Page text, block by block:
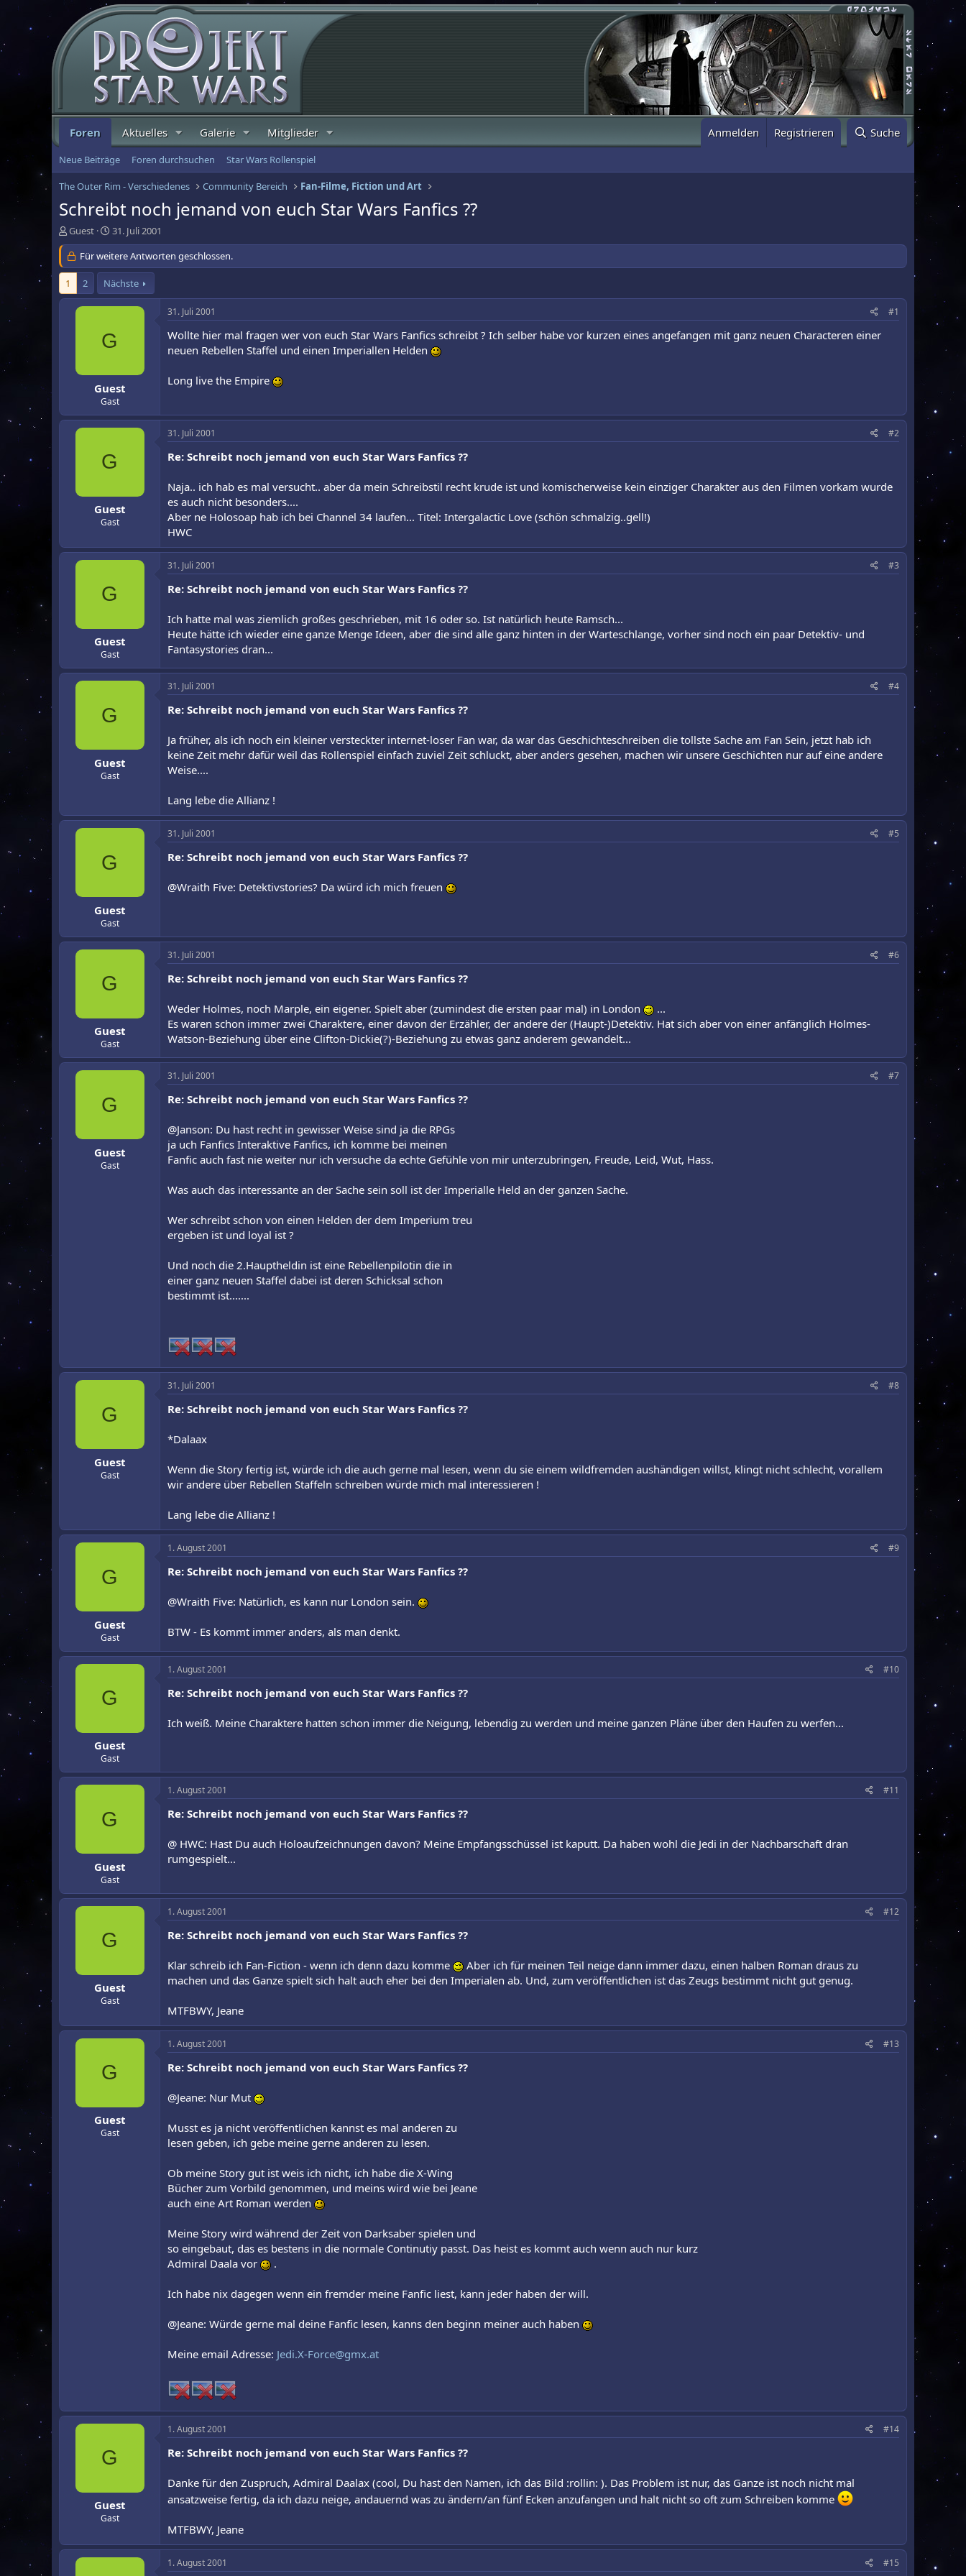
Foren Aktuelles Galerie Mitglieder Anmelden Registrieren Suche
Neue Beiträge Foren durchsuchen Star Wars Rollenspiel
The Outer Rim - Verschiedenes Community Bereich Fan-Filme, Fiction und Art
Schreibt noch jemand von euch Star Wars Fanfics ??
E
r
s
t
e
l
Guest
E
r
s
t
e
l
l
a
m
31. Juli 2001
Für weitere Antworten geschlossen.
1 2 Nächste
G
Guest
Gast
31. Juli 2001 #1
Wollte hier mal fragen wer von euch Star Wars Fanfics schreibt ? Ich selber habe vor kurzen eines angefangen mit ganz neuen Characteren einer
neuen Rebellen Staffel und einen Imperiallen Helden
Long live the Empire
G
Guest
Gast
31. Juli 2001 #2
Re: Schreibt noch jemand von euch Star Wars Fanfics ??
Naja.. ich hab es mal versucht.. aber da mein Schreibstil recht krude ist und komischerweise kein einziger Charakter aus den Filmen vorkam wurde
es auch nicht besonders....
Aber ne Holosoap hab ich bei Channel 34 laufen... Titel: Intergalactic Love (schön schmalzig..gell!)
HWC
G
Guest
Gast
31. Juli 2001 #3
Re: Schreibt noch jemand von euch Star Wars Fanfics ??
Ich hatte mal was ziemlich großes geschrieben, mit 16 oder so. Ist natürlich heute Ramsch...
Heute hätte ich wieder eine ganze Menge Ideen, aber die sind alle ganz hinten in der Warteschlange, vorher sind noch ein paar Detektiv- und
Fantasystories dran...
G
Guest
Gast
31. Juli 2001 #4
Re: Schreibt noch jemand von euch Star Wars Fanfics ??
Ja früher, als ich noch ein kleiner versteckter internet-loser Fan war, da war das Geschichteschreiben die tollste Sache am Fan Sein, jetzt hab ich
keine Zeit mehr dafür weil das Rollenspiel einfach zuviel Zeit schluckt, aber anders gesehen, machen wir unsere Geschichten nur auf eine andere
Weise....
Lang lebe die Allianz !
G
Guest
Gast
31. Juli 2001 #5
Re: Schreibt noch jemand von euch Star Wars Fanfics ??
@Wraith Five: Detektivstories? Da würd ich mich freuen
G
Guest
Gast
31. Juli 2001 #6
Re: Schreibt noch jemand von euch Star Wars Fanfics ??
Weder Holmes, noch Marple, ein eigener. Spielt aber (zumindest die ersten paar mal) in London
...
Es waren schon immer zwei Charaktere, einer davon der Erzähler, der andere der (Haupt-)Detektiv. Hat sich aber von einer anfänglich Holmes-
Watson-Beziehung über eine Clifton-Dickie(?)-Beziehung zu etwas ganz anderem gewandelt...
G
Guest
Gast
31. Juli 2001 #7
Re: Schreibt noch jemand von euch Star Wars Fanfics ??
@Janson: Du hast recht in gewisser Weise sind ja die RPGs
ja uch Fanfics Interaktive Fanfics, ich komme bei meinen
Fanfic auch fast nie weiter nur ich versuche da echte Gefühle von mir unterzubringen, Freude, Leid, Wut, Hass.
Was auch das interessante an der Sache sein soll ist der Imperialle Held an der ganzen Sache.
Wer schreibt schon von einen Helden der dem Imperium treu
ergeben ist und loyal ist ?
Und noch die 2.Hauptheldin ist eine Rebellenpilotin die in
einer ganz neuen Staffel dabei ist deren Schicksal schon
bestimmt ist.......
G
Guest
Gast
31. Juli 2001 #8
Re: Schreibt noch jemand von euch Star Wars Fanfics ??
*Dalaax
Wenn die Story fertig ist, würde ich die auch gerne mal lesen, wenn du sie einem wildfremden aushändigen willst, klingt nicht schlecht, vorallem
wir andere über Rebellen Staffeln schreiben würde mich mal interessieren !
Lang lebe die Allianz !
G
Guest
Gast
1. August 2001 #9
Re: Schreibt noch jemand von euch Star Wars Fanfics ??
@Wraith Five: Natürlich, es kann nur London sein.
BTW - Es kommt immer anders, als man denkt.
G
Guest
Gast
1. August 2001 #10
Re: Schreibt noch jemand von euch Star Wars Fanfics ??
Ich weiß. Meine Charaktere hatten schon immer die Neigung, lebendig zu werden und meine ganzen Pläne über den Haufen zu werfen...
G
Guest
Gast
1. August 2001 #11
Re: Schreibt noch jemand von euch Star Wars Fanfics ??
@ HWC: Hast Du auch Holoaufzeichnungen davon? Meine Empfangsschüssel ist kaputt. Da haben wohl die Jedi in der Nachbarschaft dran
rumgespielt...
G
Guest
Gast
1. August 2001 #12
Re: Schreibt noch jemand von euch Star Wars Fanfics ??
Klar schreib ich Fan-Fiction - wenn ich denn dazu komme
Aber ich für meinen Teil neige dann immer dazu, einen halben Roman draus zu
machen und das Ganze spielt sich halt auch eher bei den Imperialen ab. Und, zum veröffentlichen ist das Zeugs bestimmt nicht gut genug.
MTFBWY, Jeane
G
Guest
Gast
1. August 2001 #13
Re: Schreibt noch jemand von euch Star Wars Fanfics ??
@Jeane: Nur Mut
Musst es ja nicht veröffentlichen kannst es mal anderen zu
lesen geben, ich gebe meine gerne anderen zu lesen.
Ob meine Story gut ist weis ich nicht, ich habe die X-Wing
Bücher zum Vorbild genommen, und meins wird wie bei Jeane
auch eine Art Roman werden
Meine Story wird während der Zeit von Darksaber spielen und
so eingebaut, das es bestens in die normale Continutiy passt. Das heist es kommt auch wenn auch nur kurz
Admiral Daala vor
.
Ich habe nix dagegen wenn ein fremder meine Fanfic liest, kann jeder haben der will.
@Jeane: Würde gerne mal deine Fanfic lesen, kanns den beginn meiner auch haben
Meine email Adresse: Jedi.X-Force@gmx.at
G
Guest
Gast
1. August 2001 #14
Re: Schreibt noch jemand von euch Star Wars Fanfics ??
Danke für den Zuspruch, Admiral Daalax (cool, Du hast den Namen, ich das Bild :rollin: ). Das Problem ist nur, das Ganze ist noch nicht mal
ansatzweise fertig, da ich dazu neige, andauernd was zu ändern/an fünf Ecken anzufangen und halt nicht so oft zum Schreiben komme
MTFBWY, Jeane
1. August 2001 #15